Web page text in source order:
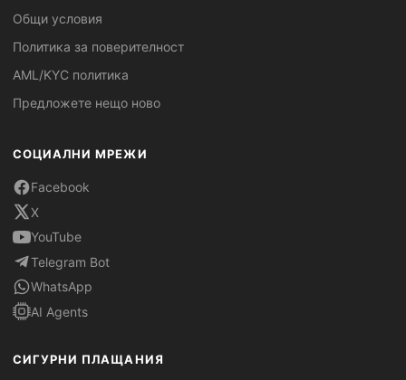
Общи условия
Политика за поверителност
AML/KYC политика
Предложете нещо ново
СОЦИАЛНИ МРЕЖИ
Facebook
X
YouTube
Telegram Bot
WhatsApp
AI Agents
СИГУРНИ ПЛАЩАНИЯ